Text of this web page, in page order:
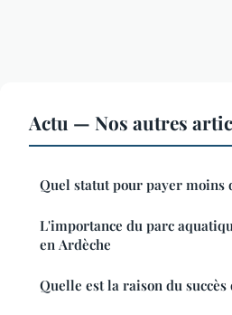
Actu — Nos autres
Quel statut pour payer moins
L'importance du parc
en Ardèche
Quelle est la raison du